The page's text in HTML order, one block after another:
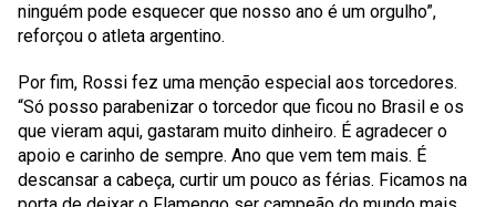
ninguém pode esquecer que nosso ano é um orgulho”,
reforçou o atleta argentino.
Por fim, Rossi fez uma menção especial aos torcedores.
“Só posso parabenizar o torcedor que ficou no Brasil e os
que vieram aqui, gastaram muito dinheiro. É agradecer o
apoio e carinho de sempre. Ano que vem tem mais. É
descansar a cabeça, curtir um pouco as férias. Ficamos na